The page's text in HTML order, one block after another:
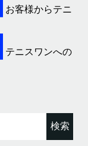
お客様からテニ
テニスワンへの